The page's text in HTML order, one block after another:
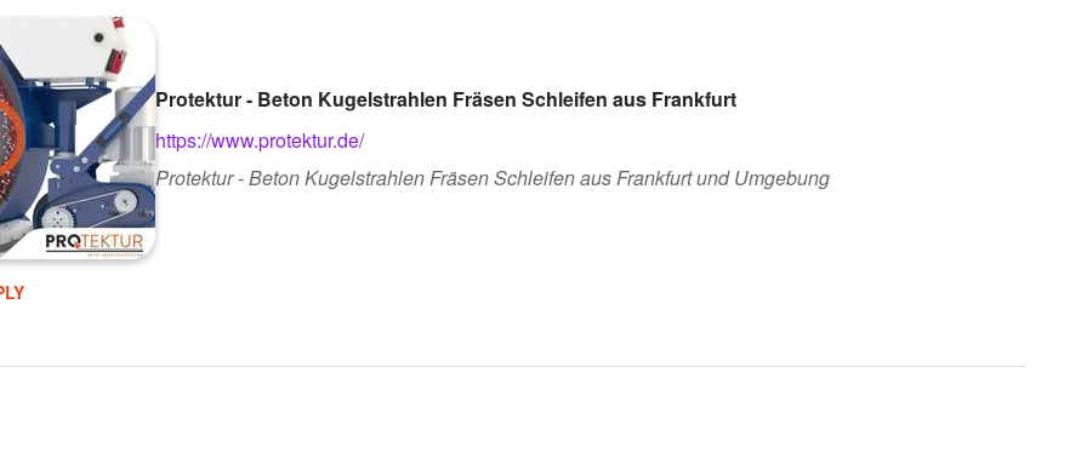
Protektur - Beton Kugelstrahlen Fräsen Schleifen aus Frankfurt
https://www.protektur.de/
Protektur - Beton Kugelstrahlen Fräsen Schleifen aus Frankfurt und Umgebung